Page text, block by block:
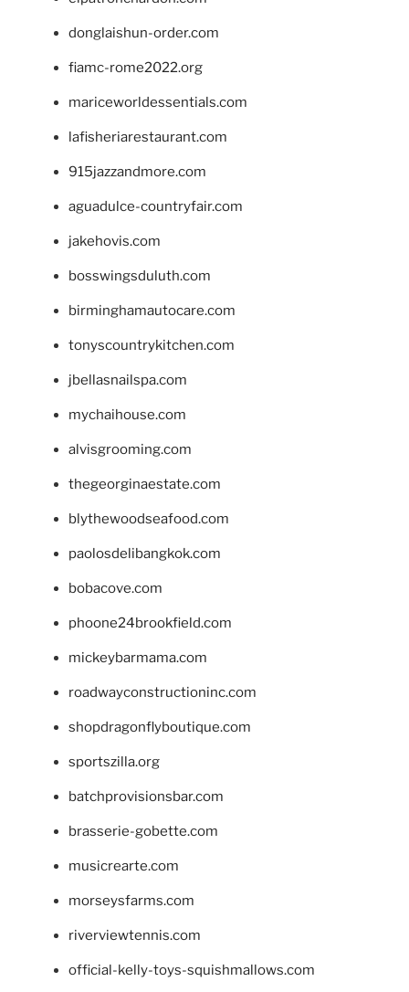
donglaishun-order.com
fiamc-rome2022.org
mariceworldessentials.com
lafisheriarestaurant.com
915jazzandmore.com
aguadulce-countryfair.com
jakehovis.com
bosswingsduluth.com
birminghamautocare.com
tonyscountrykitchen.com
jbellasnailspa.com
mychaihouse.com
alvisgrooming.com
thegeorginaestate.com
blythewoodseafood.com
paolosdelibangkok.com
bobacove.com
phoone24brookfield.com
mickeybarmama.com
roadwayconstructioninc.com
shopdragonflyboutique.com
sportszilla.org
batchprovisionsbar.com
brasserie-gobette.com
musicrearte.com
morseysfarms.com
riverviewtennis.com
official-kelly-toys-squishmallows.com